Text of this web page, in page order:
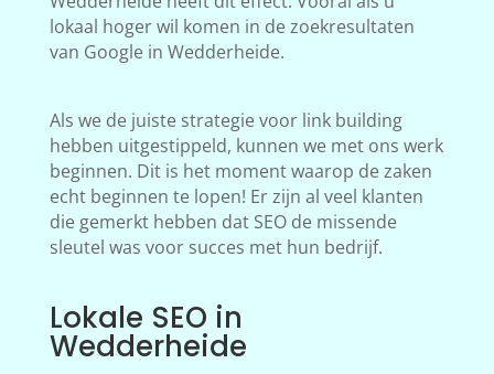
lokaal hoger wil komen in de zoekresultaten
van Google in Wedderheide.
Als we de juiste strategie voor link building
hebben uitgestippeld, kunnen we met ons werk
beginnen. Dit is het moment waarop de zaken
echt beginnen te lopen! Er zijn al veel klanten
die gemerkt hebben dat SEO de missende
sleutel was voor succes met hun bedrijf.
Lokale SEO in
Wedderheide